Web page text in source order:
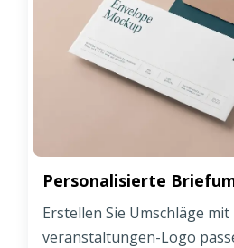
Personalisierte
Erstellen Sie Umschläge
veranstaltungen-Logo